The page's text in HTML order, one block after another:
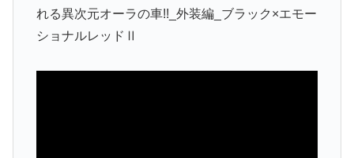
れる異次元オーラの車!!_外装編_ブラック×エモー
ショナルレッドⅡ